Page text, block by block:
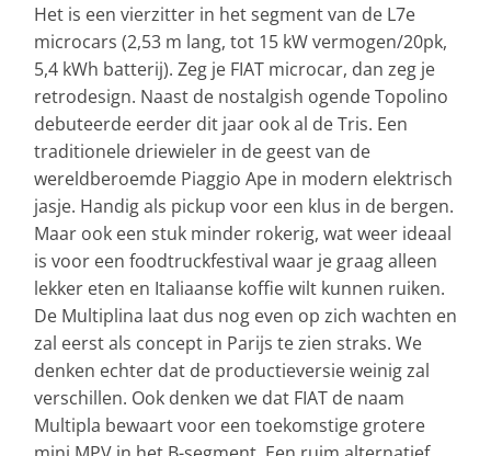
Het is een vierzitter in het segment van de L7e
microcars (2,53 m lang, tot 15 kW vermogen/20pk,
5,4 kWh batterij). Zeg je FIAT microcar, dan zeg je
retrodesign. Naast de nostalgish ogende Topolino
debuteerde eerder dit jaar ook al de Tris. Een
traditionele driewieler in de geest van de
wereldberoemde Piaggio Ape in modern elektrisch
jasje. Handig als pickup voor een klus in de bergen.
Maar ook een stuk minder rokerig, wat weer ideaal
is voor een foodtruckfestival waar je graag alleen
lekker eten en Italiaanse koffie wilt kunnen ruiken.
De Multiplina laat dus nog even op zich wachten en
zal eerst als concept in Parijs te zien straks. We
denken echter dat de productieversie weinig zal
verschillen. Ook denken we dat FIAT de naam
Multipla bewaart voor een toekomstige grotere